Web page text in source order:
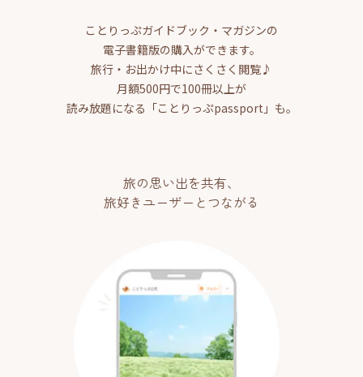
ことりっぷガイドブック・マガジンの
電子書籍版の購入ができます。
旅行・お出かけ中にさくさく閲覧♪
月額500円で100冊以上が
読み放題になる「ことりっぷpassport」も。
旅の思い出を共有、
旅好きユーザーとつながる